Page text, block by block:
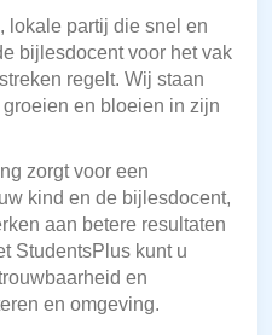
lokale partij die snel en
bijlesdocent voor het vak
regelt. Wij staan
en bloeien in zijn
zorgt voor een
kind en de bijlesdocent,
aan betere resultaten
StudentsPlus kunt u
en
en omgeving.